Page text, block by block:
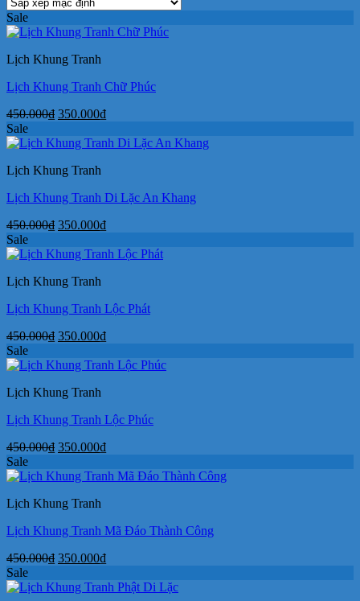
Sale
Lịch Khung Tranh
Lịch Khung Tranh Chữ Phúc
450.000₫ Giá
là:
350.000₫Giá
tại
Sale
Lịch Khung Tranh
Lịch Khung Tranh Di Lặc An Khang
450.000₫ Giá
là:
350.000₫Giá
tại
Sale
Lịch Khung Tranh
Lịch Khung Tranh Lộc Phát
450.000₫ Giá
là:
350.000₫Giá
tại
Sale
Lịch Khung Tranh
Lịch Khung Tranh Lộc Phúc
450.000₫ Giá
là:
350.000₫Giá
tại
Sale
Lịch Khung Tranh
Lịch Khung Tranh Mã Đáo Thành Công
450.000₫ Giá
là:
350.000₫Giá
tại
Sale